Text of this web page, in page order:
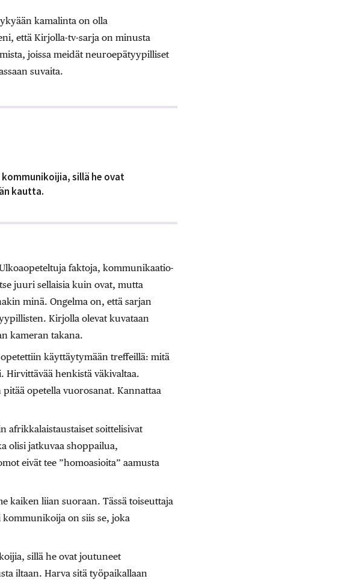
kamalinta on olla
että Kirjolla-tv-sarja on minusta
joissa meidät neuroepätyypilliset
suvaita.
sillä he ovat
kautta.
faktoja, kommunikaatio-
juuri sellaisia kuin ovat, mutta
minä. Ongelma on, että sarjan
Kirjolla olevat kuvataan
kameran takana.
käyttäytymään treffeillä: mitä
Hirvittävää henkistä väkivaltaa.
opetella vuorosanat. Kannattaa
afrikkalaistaustaiset soittelisivat
olisi jatkuvaa shoppailua,
eivät tee ”homoasioita” aamusta
kaiken liian suoraan. Tässä toiseuttaja
on siis se, joka
sillä he ovat joutuneet
iltaan. Harva sitä työpaikallaan